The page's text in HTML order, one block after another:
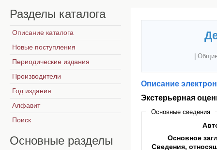
Описание
Экстерьерная
Основные сведения
Основное
Сведения,
Разделы каталога
Описание каталога
Новые поступления
Периодические издания
Производители
Год издания
Алфавит
Поиск
Основные разделы